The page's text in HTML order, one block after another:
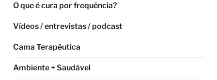
O que é cura por frequência?
Vídeos / entrevistas / podcast
Cama Terapêutica
Ambiente + Saudável